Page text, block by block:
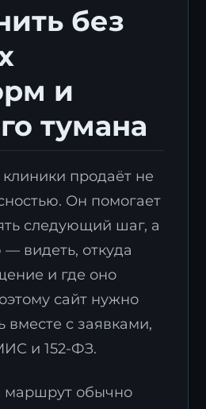
без
и
тумана
продаёт не
Он помогает
следующий шаг, а
видеть, откуда
и где оно
сайт нужно
вместе с заявками,
и 152-ФЗ.
маршрут обычно